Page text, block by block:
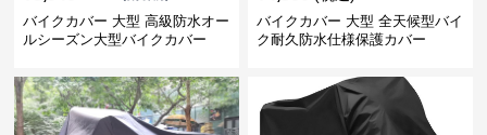
バイクカバー 大型 高級防水オー
ルシーズン大型バイクカバー
バイクカバー 大型 全天候型バイ
ク耐久防水仕様保護カバー